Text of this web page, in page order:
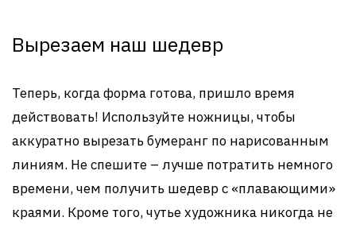
Вырезаем наш шедевр
Теперь, когда форма готова, пришло время
действовать! Используйте ножницы, чтобы
аккуратно вырезать бумеранг по нарисованным
линиям. Не спешите – лучше потратить немного
времени, чем получить шедевр с «плавающими»
краями. Кроме того, чутье художника никогда не